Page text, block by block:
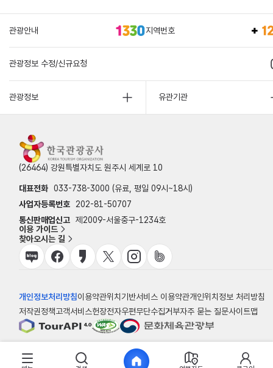
관광안내 지역번호
관광정보 수정/신규요청
관광정보 유관기관
(26464) 강원특별자치도 원주시 세계로 10
대표전화 033-738-3000 (유료, 평일 09시~18시)
사업자등록번호
202-81-50707
통신판매업신고 제2009-서울중구-1234호
이용 가이드
찾아오시는 길
개인정보처리방침이용약관위치기반서비스 이용약관개인위치정보 처리방침
저작권정책고객서비스헌장전자우편무단수집거부자주 묻는 질문사이트맵
© 한국관광공사